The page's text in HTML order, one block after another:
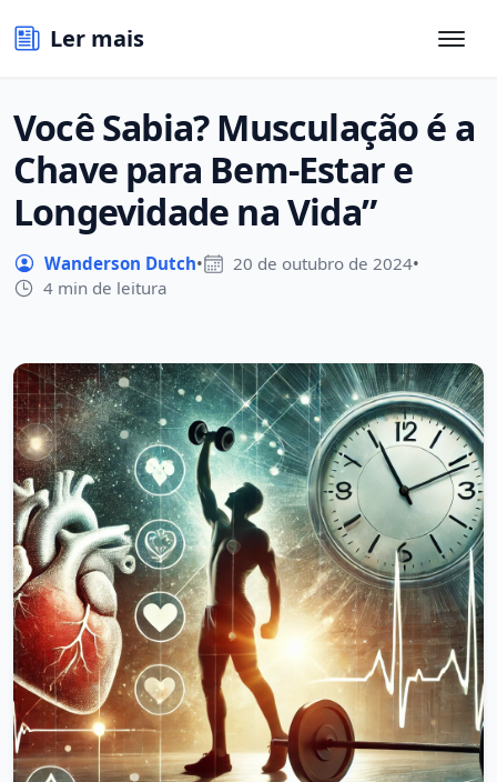
Ler mais
Você Sabia? Musculação é a
Chave para Bem-Estar e
Longevidade na Vida”
Wanderson Dutch• 20 de outubro de 2024•
4 min de leitura